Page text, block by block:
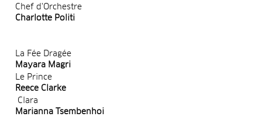
Chef d'Orchestre
Charlotte Politi
La Fée Dragée
Mayara Magri
Le Prince
Reece Clarke
Clara
Marianna Tsembenhoi